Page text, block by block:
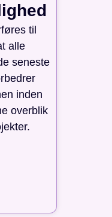
til
alle
seneste
inden
overblik